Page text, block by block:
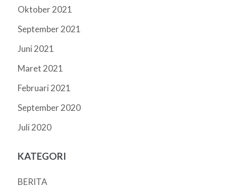
Oktober 2021
September 2021
Juni 2021
Maret 2021
Februari 2021
September 2020
Juli 2020
KATEGORI
BERITA